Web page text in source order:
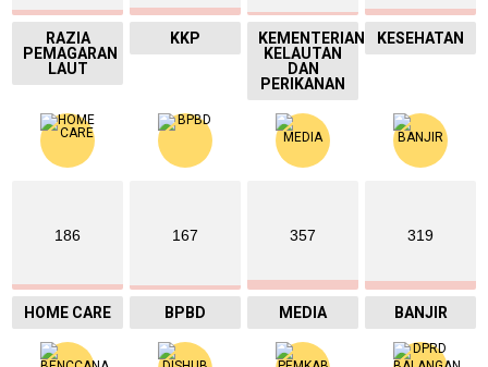
RAZIA
PEMAGARAN
LAUT
KKP
KEMENTERIAN
KELAUTAN
DAN
PERIKANAN
KESEHATAN
186
HOME CARE
167
BPBD
357
MEDIA
319
BANJIR